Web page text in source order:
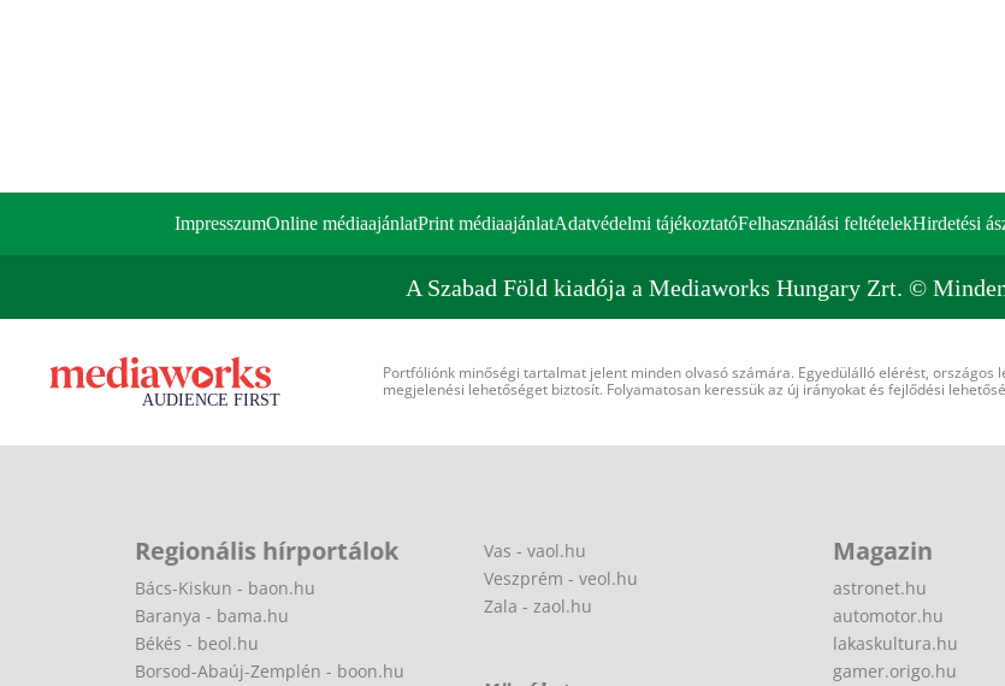
ImpresszumOnline médiaajánlatPrint médiaajánlatAdatvédelmi tájékoztatóFelhasználási feltételekHirdetési
A Szabad Föld kiadója a Mediaworks Hungary Zrt. ©
Portfóliónk minőségi tartalmat jelent minden olvasó számára. Egyedülálló elérést, országos
megjelenési lehetőséget biztosít. Folyamatosan keressük az új irányokat és fejlődési
Regionális hírportálok
Bács-Kiskun - baon.hu
Baranya - bama.hu
Békés - beol.hu
Borsod-Abaúj-Zemplén - boon.hu
Vas - vaol.hu
Veszprém - veol.hu
Zala - zaol.hu
Magazin
astronet.hu
automotor.hu
lakaskultura.hu
gamer.origo.hu